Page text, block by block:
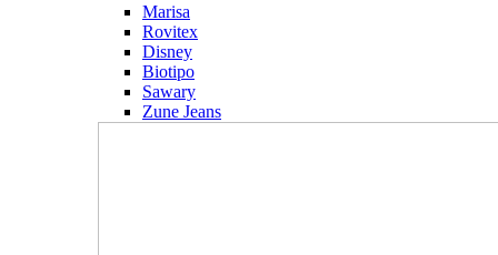
Marisa
Rovitex
Disney
Biotipo
Sawary
Zune Jeans